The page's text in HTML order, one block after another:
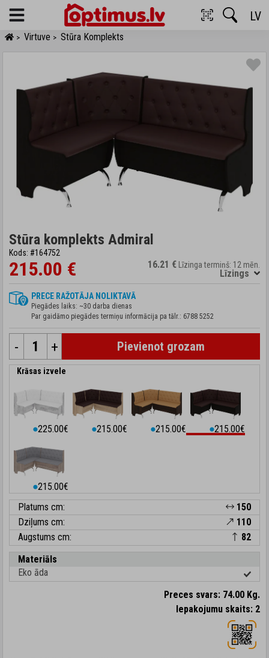
Menu LV
> Virtuve > Stūra Komplekts
Stūra komplekts Admiral
Kods: #164752
215.00 € 16.21 € Līzinga termiņš: 12 mēn.
Līzings
PRECE RAŽOTĀJA NOLIKTAVĀ
Piegādes laiks: ~30 darba dienas
Par gaidāmo piegādes termiņu informācija pa tālr.: 6788 5252
- + Pievienot grozam
Krāsas izvele
⬤225.00€ ⬤215.00€ ⬤215.00€ ⬤215.00€
⬤215.00€
Platums cm:
150
Dziļums cm:
110
Augstums cm:
82
Materiāls
Eko āda
Preces svars: 74.00 Kg.
Iepakojumu skaits: 2